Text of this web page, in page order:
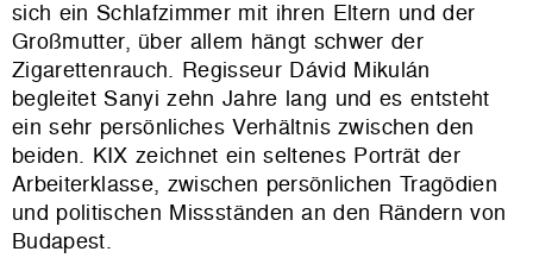
sich ein Schlafzimmer mit ihren Eltern und der
Großmutter, über allem hängt schwer der
Zigarettenrauch. Regisseur Dávid Mikulán
begleitet Sanyi zehn Jahre lang und es entsteht
ein sehr persönliches Verhältnis zwischen den
beiden. KIX zeichnet ein seltenes Porträt der
Arbeiterklasse, zwischen persönlichen Tragödien
und politischen Missständen an den Rändern von
Budapest.